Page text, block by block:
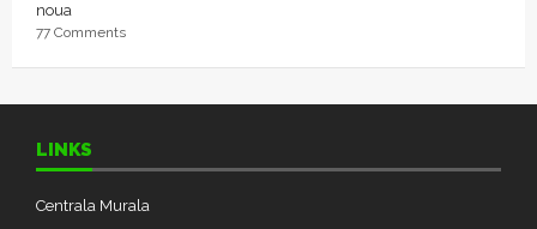
noua
77 Comments
LINKS
Centrala Murala